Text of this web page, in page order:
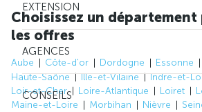
EXTENSION
AGENCES
CONSEILS
Choisissez un
les offres
Aube Côte-d'or Dordogne Essonne
Haute-Saône
Ille-et-Vilaine Indre-et-
Loir-et-Cher
Loire-Atlantique Loiret
Maine-et-Loire
Morbihan Nièvre